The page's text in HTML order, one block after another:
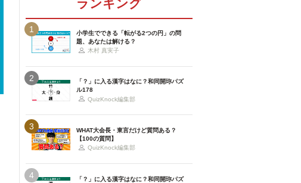
ランキング
1
小学生でできる「転がる2つの円」の問
題、あなたは解ける？
木村 真実子
2
「？」に入る漢字はなに？和同開珎パズ
ル178
QuizKnock編集部
3
WHAT大会長・東言だけど質問ある？
【100の質問】
QuizKnock編集部
4
「？」に入る漢字はなに？和同開珎パズ